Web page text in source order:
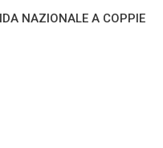
NAZIONALE A COPPIE